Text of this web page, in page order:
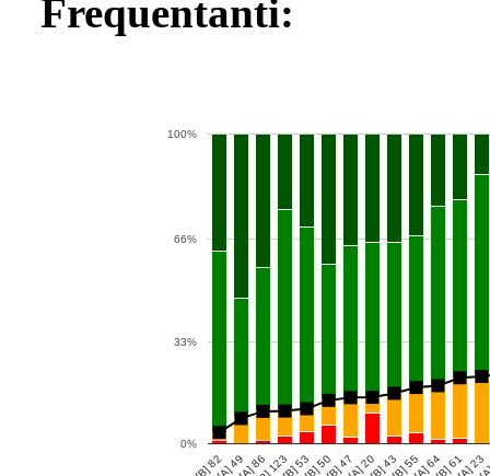
Frequentanti:
[B] 82[A] 49[A] 86 [B] 53[B] 50[B] 47[A] 20[B] 43[B] 55[A] 64[B] 61[A] 23
0%
33%
66%
100%